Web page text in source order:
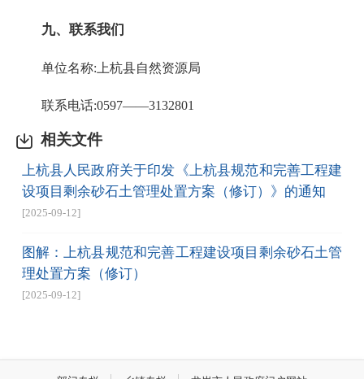
九、联系我们
单位名称:上杭县自然资源局
联系电话:0597——3132801
相关文件
上杭县人民政府关于印发《上杭县规范和完善工程建
设项目剩余砂石土管理处置方案（修订）》的通知
[2025-09-12]
图解：上杭县规范和完善工程建设项目剩余砂石土管
理处置方案（修订）
[2025-09-12]